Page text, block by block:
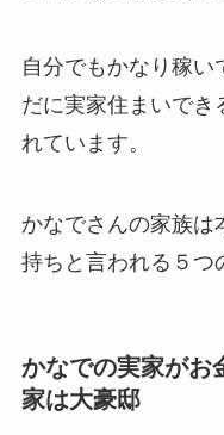
自分でもかなり稼い
だに実家住まいでき
れています。
かなでさんの家族は
持ちと言われる５つ
かなでの実家が
家は大豪邸